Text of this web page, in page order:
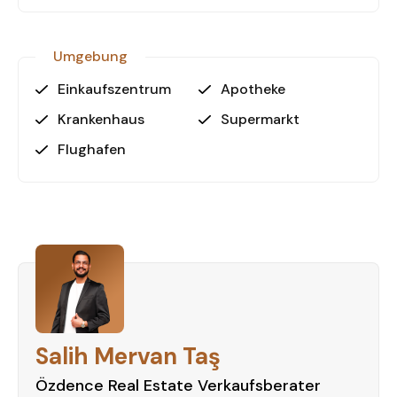
Umgebung
Einkaufszentrum
Apotheke
Krankenhaus
Supermarkt
Flughafen
Salih Mervan Taş
Özdence Real Estate Verkaufsberater